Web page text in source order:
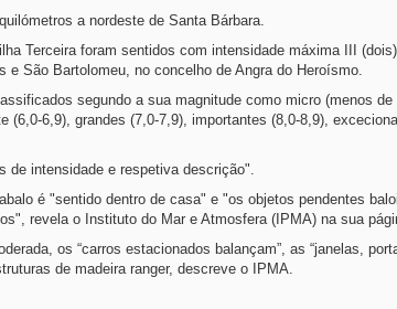
a nordeste de Santa Bárbara.
Terceira foram sentidos com intensidade máxima III
e São Bartolomeu, no concelho de Angra do Heroísmo.
segundo a sua magnitude como micro (menos
(6,0-6,9), grandes (7,0-7,9), importantes (8,0-8,9),
de intensidade e respetiva descrição".
é "sentido dentro de casa" e "os objetos pendentes
revela o Instituto do Mar e Atmosfera (IPMA) na sua
os “carros estacionados balançam”, as “janelas,
de madeira ranger, descreve o IPMA.